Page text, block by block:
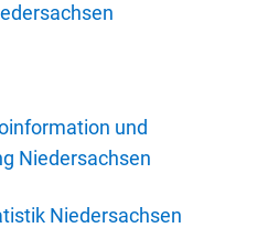
und
Niedersachsen
Niedersachsen